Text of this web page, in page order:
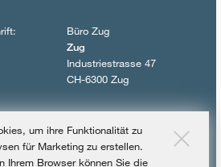
Büro Zug
Zug
Industriestrasse 47
CH-6300 Zug
Rechtsanwälte AG
um ihre Funktionalität zu
für Marketing zu erstellen.
Ihrem Browser können Sie die